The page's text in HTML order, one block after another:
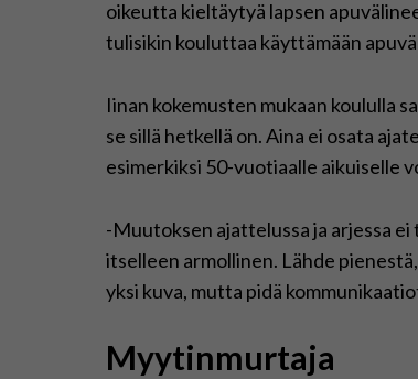
oikeutta kieltäytyä lapsen
tulisikin kouluttaa käyttämään
Iinan kokemusten mukaan koululla
se sillä hetkellä on. Aina ei osata
esimerkiksi 50-vuotiaalle aikuiselle
-Muutoksen ajattelussa ja arjessa
itselleen armollinen. Lähde
yksi kuva, mutta pidä
Myytinmurtaja